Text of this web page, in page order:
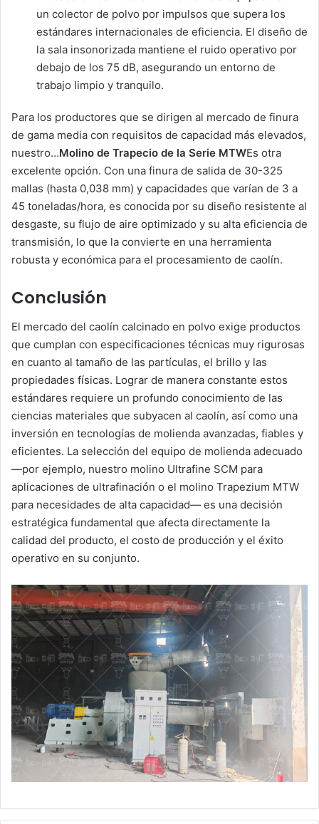
un colector de polvo por impulsos que supera los
estándares internacionales de eficiencia. El diseño de
la sala insonorizada mantiene el ruido operativo por
debajo de los 75 dB, asegurando un entorno de
trabajo limpio y tranquilo.
Para los productores que se dirigen al mercado de finura
de gama media con requisitos de capacidad más elevados,
nuestro…Molino de Trapecio de la Serie MTWEs otra
excelente opción. Con una finura de salida de 30-325
mallas (hasta 0,038 mm) y capacidades que varían de 3 a
45 toneladas/hora, es conocida por su diseño resistente al
desgaste, su flujo de aire optimizado y su alta eficiencia de
transmisión, lo que la convierte en una herramienta
robusta y económica para el procesamiento de caolín.
Conclusión
El mercado del caolín calcinado en polvo exige productos
que cumplan con especificaciones técnicas muy rigurosas
en cuanto al tamaño de las partículas, el brillo y las
propiedades físicas. Lograr de manera constante estos
estándares requiere un profundo conocimiento de las
ciencias materiales que subyacen al caolín, así como una
inversión en tecnologías de molienda avanzadas, fiables y
eficientes. La selección del equipo de molienda adecuado
—por ejemplo, nuestro molino Ultrafine SCM para
aplicaciones de ultrafinación o el molino Trapezium MTW
para necesidades de alta capacidad— es una decisión
estratégica fundamental que afecta directamente la
calidad del producto, el costo de producción y el éxito
operativo en su conjunto.